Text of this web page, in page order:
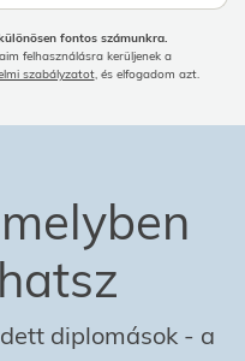
fontos számunkra.
felhasználásra kerüljenek a
szabályzatot, és elfogadom azt.
diplomások- a